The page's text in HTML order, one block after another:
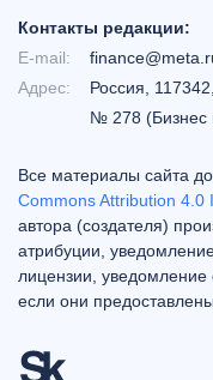
Контакты редакции:
E-mail:
Адрес:
Россия,
№ 278 (Бизнес
Все материалы сайта
Commons Attribution 4.0
автора (создателя)
атрибуции,
лицензии, уведомление
если они